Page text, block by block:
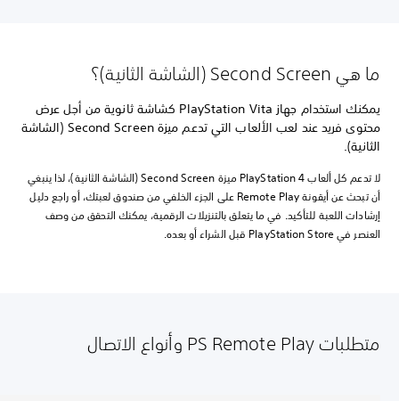
ما هي Second Screen (الشاشة الثانية)؟
يمكنك استخدام جهاز PlayStation Vita كشاشة ثانوية من أجل عرض
محتوى فريد عند لعب الألعاب التي تدعم ميزة Second Screen (الشاشة
الثانية).
لا تدعم كل ألعاب PlayStation 4 ميزة Second Screen (الشاشة الثانية)، لذا ينبغي
أن تبحث عن أيقونة Remote Play على الجزء الخلفي من صندوق لعبتك، أو راجع دليل
إرشادات اللعبة للتأكيد. في ما يتعلق بالتنزيلات الرقمية، يمكنك التحقق من وصف
العنصر في PlayStation Store قبل الشراء أو بعده.
متطلبات PS Remote Play وأنواع الاتصال